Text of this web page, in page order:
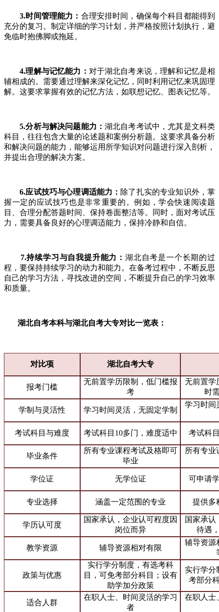
3.时间管理能力： 合理安排时间，确保每个科目都能得到
充分的复习。制定详细的学习计划，并严格按照计划执行，避
免临时抱佛脚或拖延。
4.理解与记忆能力： 对于湖北自考来说，理解和记忆是相
辅相成的。需要通过理解来深化记忆，同时利用记忆来巩固理
解。这要求掌握有效的记忆方法，如联想记忆、图表记忆等。
5.分析与解决问题能力：湖北自考考试中，尤其是文科类
科目，往往包含大量的论述题和案例分析题。这要求具备分析
和解决问题的能力，能够运用所学知识对问题进行深入剖析，
并提出合理的解决方案。
6.应试技巧与心理调适能力： 除了扎实的专业知识外，掌
握一定的应试技巧也是非常重要的。例如，学会快速阅读题
目、合理分配答题时间、保持卷面整洁等。同时，面对考试压
力，需要具备良好的心理调适能力，保持冷静和自信。
7.持续学习与自我提升能力：湖北自考是一个长期的过
程，要保持持续学习的动力和能力。在备考过程中，不断反思
自己的学习方法，寻找改进的空间，不断提升自己的学习效率
和质量。
湖北自考本科与湖北自考大专对比一览表：
对比项 湖北自考大专
报考门槛
无前置学历限制，低门槛报
考
无前置学
时
学制与灵活性 学习时间灵活，无固定学制
学习时间
考试科目与难度 考试科目10多门，难度适中 考试科
毕业条件
所有专业课程考试及格即可
毕业
所有专业
学位证 无学位证 可申请
专业选择 涵盖一定范围的专业 提供多
学历认可度
国家承认，企业认可程度因
岗位而异
国家承认
待遇
教学资源 辅导资源相对有限
辅导资源
政策与优惠
实行学分制度，有选考科
目，可免考部分科目；设有
助学加分政策
实行学分
考部分
适合人群
在职人士、时间灵活的学习
者
在职人士